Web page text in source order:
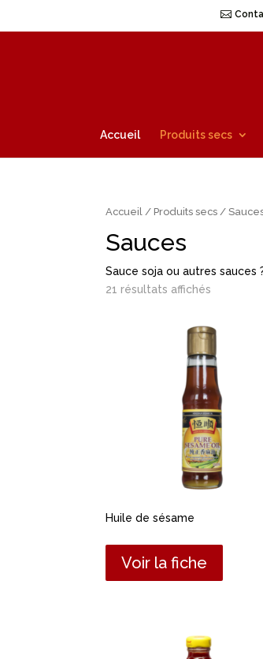
Accueil Produits secs
Accueil /Produits secs /
Sauces
Sauce soja ou autres
21 résultats affichés
Huile de sésame
Voir la fiche